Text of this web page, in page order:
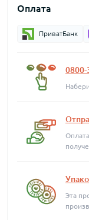
Оплата
ПриватБанк
0800-
Эта